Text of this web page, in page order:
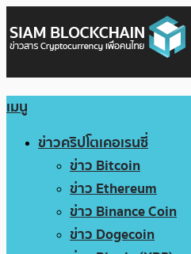
เมนู
ข่าวคริปโตเคอเรนซี่
ข่าว Bitcoin
ข่าว Ethereum
ข่าว Binance Coin
ข่าว Dogecoin